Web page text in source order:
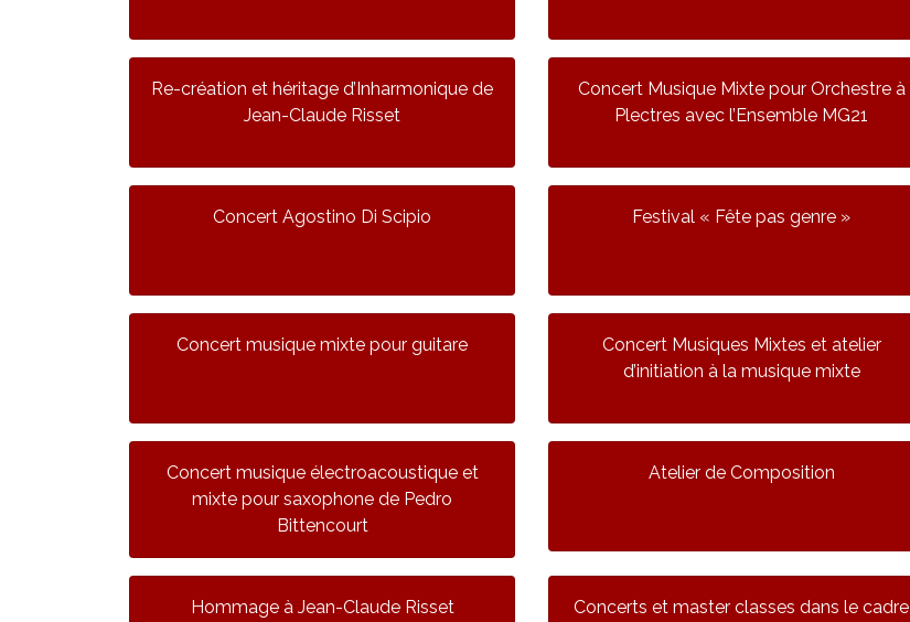
Re-création et héritage d’Inharmonique de
Jean-Claude Risset
Concert Musique Mixte pour Orchestre à
Plectres avec l’Ensemble MG21
Concert Agostino Di Scipio Festival « Fête pas genre »
Concert musique mixte pour guitare
Concert Musiques Mixtes et atelier
d’initiation à la musique mixte
Concert musique électroacoustique et
mixte pour saxophone de Pedro
Bittencourt
Atelier de Composition
Hommage à Jean-Claude Risset
Concerts et master classes dans le cadre